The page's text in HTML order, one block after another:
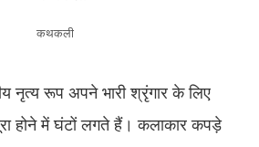
कथकली
नृत्य रूप अपने भारी श्रृंगार के लिए
होने में घंटों लगते हैं। कलाकार कपड़े